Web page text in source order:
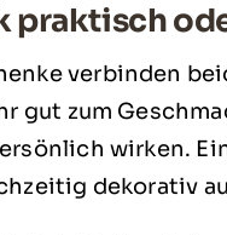
praktisch
verbinden
gut zum
wirken.
dekorativ